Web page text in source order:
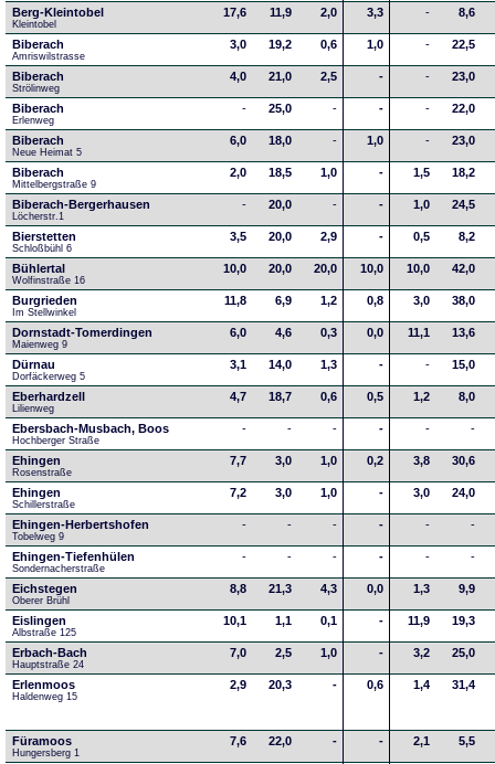
Berg-Kleintobel
Kleintobel
17,6 11,9 2,0 3,3 - 8,6
Biberach
Amriswilstrasse
3,0 19,2 0,6 1,0 - 22,5
Biberach
Strölinweg
4,0 21,0 2,5 - - 23,0
Biberach
Erlenweg
- 25,0 - - - 22,0
Biberach
Neue Heimat 5
6,0 18,0 - 1,0 - 23,0
Biberach
Mittelbergstraße 9
2,0 18,5 1,0 - 1,5 18,2
Biberach-Bergerhausen
Löcherstr.1
- 20,0 - - 1,0 24,5
Bierstetten
Schloßbühl 6
3,5 20,0 2,9 - 0,5 8,2
Bühlertal
Wolfinstraße 16
10,0 20,0 20,0 10,0 10,0 42,0
Burgrieden
Im Stellwinkel
11,8 6,9 1,2 0,8 3,0 38,0
Dornstadt-Tomerdingen
Maienweg 9
6,0 4,6 0,3 0,0 11,1 13,6
Dürnau
Dorfäckerweg 5
3,1 14,0 1,3 - - 15,0
Eberhardzell
Lilienweg
4,7 18,7 0,6 0,5 1,2 8,0
Ebersbach-Musbach, Boos
Hochberger Straße
- - - - - -
Ehingen
Rosenstraße
7,7 3,0 1,0 0,2 3,8 30,6
Ehingen
Schillerstraße
7,2 3,0 1,0 - 3,0 24,0
Ehingen-Herbertshofen
Tobelweg 9
- - - - - -
Ehingen-Tiefenhülen
Sondernacherstraße
- - - - - -
Eichstegen
Oberer Brühl
8,8 21,3 4,3 0,0 1,3 9,9
Eislingen
Albstraße 125
10,1 1,1 0,1 - 11,9 19,3
Erbach-Bach
Hauptstraße 24
7,0 2,5 1,0 - 3,2 25,0
Erlenmoos
Haldenweg 15
2,9 20,3 - 0,6 1,4 31,4
Füramoos
Hungersberg 1
7,6 22,0 - - 2,1 5,5